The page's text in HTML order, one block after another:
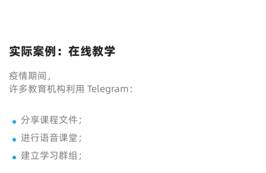
实际案例：在线教学
疫情期间，
许多教育机构利用 Telegram：
分享课程文件；
进行语音课堂；
建立学习群组；